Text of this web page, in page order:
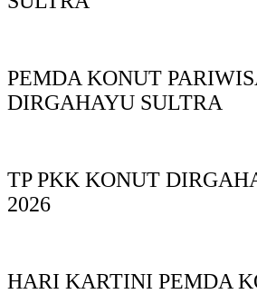
PEMDA KONUT
DIRGAHAYU SULTRA
TP PKK KONUT
2026
HARI KARTINI PEMDA